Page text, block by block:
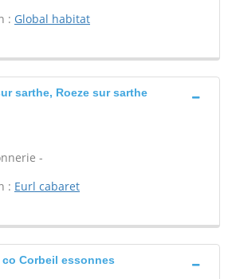
: Global habitat
sarthe, Roeze sur sarthe
-
: Eurl cabaret
Corbeil essonnes